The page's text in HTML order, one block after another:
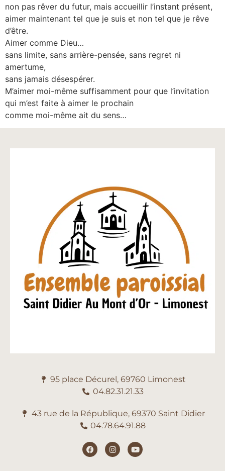
non pas rêver du futur, mais accueillir l’instant présent,
aimer maintenant tel que je suis et non tel que je rêve
d’être.
Aimer comme Dieu…
sans limite, sans arrière-pensée, sans regret ni
amertume,
sans jamais désespérer.
M’aimer moi-même suffisamment pour que l’invitation
qui m’est faite à aimer le prochain
comme moi-même ait du sens…
95 place Décurel, 69760 Limonest
04.82.31.21.33
43 rue de la République, 69370 Saint Didier
04.78.64.91.88